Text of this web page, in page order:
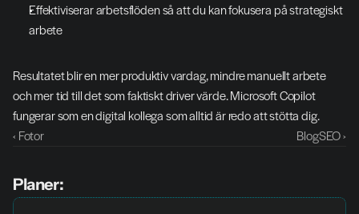
Effektiviserar arbetsflöden så att du kan fokusera på strategiskt
arbete
Resultatet blir en mer produktiv vardag, mindre manuellt arbete
och mer tid till det som faktiskt driver värde. Microsoft Copilot
fungerar som en digital kollega som alltid är redo att stötta dig.
‹ Fotor
BlogSEO ›
Planer: